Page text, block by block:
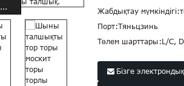
Жабдықтау мүмкіндігі:
Порт:Тяньцзинь
Төлем шарттары:L/C,
Бізге